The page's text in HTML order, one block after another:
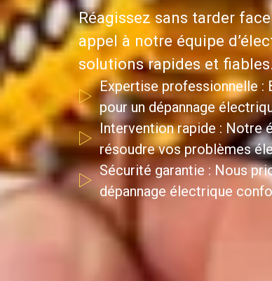
Réagissez sans tarder
appel à notre équipe
solutions rapides et
Expertise professionnelle :
pour un dépannage
Intervention rapide : Notre
résoudre vos problèmes
Sécurité garantie : Nous
dépannage électrique